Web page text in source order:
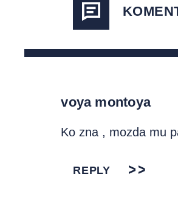
voya montoya
Ko zna , mozda mu
REPLY